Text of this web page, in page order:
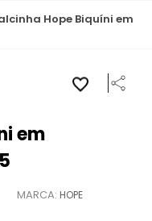
Hope Biquíni em
em
HOPE